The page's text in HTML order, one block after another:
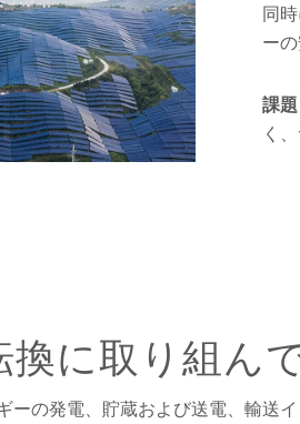
同
ー
課
く
に取り組ん
ーの発電、貯蔵および送電、輸送